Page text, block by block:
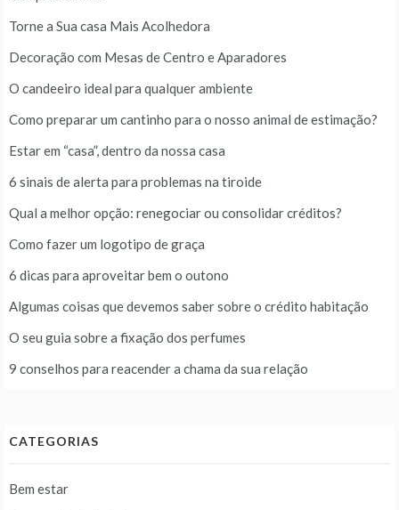
Torne a Sua casa Mais Acolhedora
Decoração com Mesas de Centro e Aparadores
O candeeiro ideal para qualquer ambiente
Como preparar um cantinho para o nosso animal de estimação?
Estar em “casa”, dentro da nossa casa
6 sinais de alerta para problemas na tiroide
Qual a melhor opção: renegociar ou consolidar créditos?
Como fazer um logotipo de graça
6 dicas para aproveitar bem o outono
Algumas coisas que devemos saber sobre o crédito habitação
O seu guia sobre a fixação dos perfumes
9 conselhos para reacender a chama da sua relação
CATEGORIAS
Bem estar